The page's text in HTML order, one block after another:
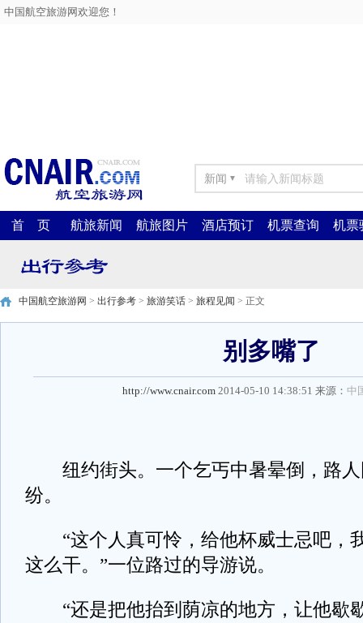
中国航空旅游网欢迎您！
新闻 ▼
首 页 航旅新闻 航旅图片 酒店预订 机票查询 机票
中国航空旅游网 > 出行参考 > 旅游笑话 > 旅程见闻 > 正文
别多嘴了
http://www.cnair.com 2014-05-10 14:38:51 来源： 中
纽约街头。一个乞丐中暑晕倒，路人
纷。
“这个人真可怜，给他杯威士忌吧，
这么干。”一位路过的导游说。
“还是把他抬到荫凉的地方，让他歇